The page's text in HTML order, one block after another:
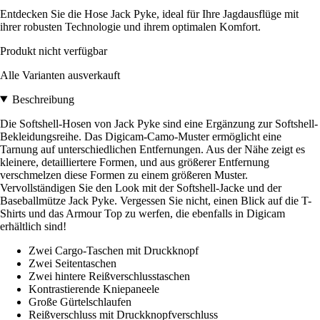
Entdecken Sie die Hose Jack Pyke, ideal für Ihre Jagdausflüge mit
ihrer robusten Technologie und ihrem optimalen Komfort.
Produkt nicht verfügbar
Alle Varianten ausverkauft
Beschreibung
Die Softshell-Hosen von Jack Pyke sind eine Ergänzung zur Softshell-
Bekleidungsreihe. Das Digicam-Camo-Muster ermöglicht eine
Tarnung auf unterschiedlichen Entfernungen. Aus der Nähe zeigt es
kleinere, detailliertere Formen, und aus größerer Entfernung
verschmelzen diese Formen zu einem größeren Muster.
Vervollständigen Sie den Look mit der Softshell-Jacke und der
Baseballmütze Jack Pyke. Vergessen Sie nicht, einen Blick auf die T-
Shirts und das Armour Top zu werfen, die ebenfalls in Digicam
erhältlich sind!
Zwei Cargo-Taschen mit Druckknopf
Zwei Seitentaschen
Zwei hintere Reißverschlusstaschen
Kontrastierende Kniepaneele
Große Gürtelschlaufen
Reißverschluss mit Druckknopfverschluss